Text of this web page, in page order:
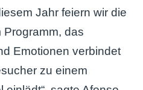
Jahr feiern wir die
Programm, das
Emotionen verbindet
zu einem